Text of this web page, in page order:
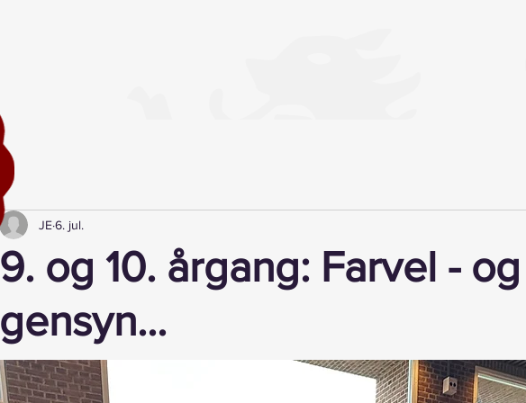
9. og 10. årgang: Farvel -
gensyn...
JE6. jul.